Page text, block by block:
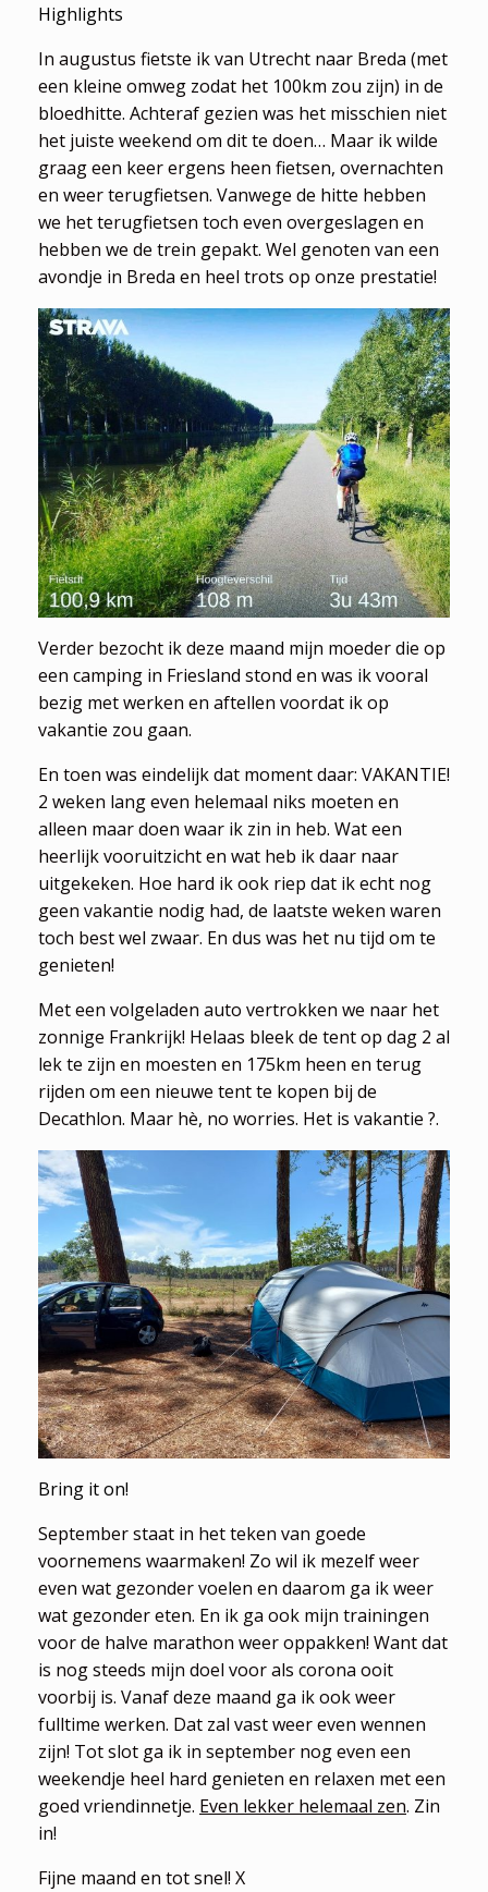
Highlights
In augustus fietste ik van Utrecht naar Breda (met
een kleine omweg zodat het 100km zou zijn) in de
bloedhitte. Achteraf gezien was het misschien niet
het juiste weekend om dit te doen… Maar ik wilde
graag een keer ergens heen fietsen, overnachten
en weer terugfietsen. Vanwege de hitte hebben
we het terugfietsen toch even overgeslagen en
hebben we de trein gepakt. Wel genoten van een
avondje in Breda en heel trots op onze prestatie!
Verder bezocht ik deze maand mijn moeder die op
een camping in Friesland stond en was ik vooral
bezig met werken en aftellen voordat ik op
vakantie zou gaan.
En toen was eindelijk dat moment daar: VAKANTIE!
2 weken lang even helemaal niks moeten en
alleen maar doen waar ik zin in heb. Wat een
heerlijk vooruitzicht en wat heb ik daar naar
uitgekeken. Hoe hard ik ook riep dat ik echt nog
geen vakantie nodig had, de laatste weken waren
toch best wel zwaar. En dus was het nu tijd om te
genieten!
Met een volgeladen auto vertrokken we naar het
zonnige Frankrijk! Helaas bleek de tent op dag 2 al
lek te zijn en moesten en 175km heen en terug
rijden om een nieuwe tent te kopen bij de
Decathlon. Maar hè, no worries. Het is vakantie ?.
Bring it on!
September staat in het teken van goede
voornemens waarmaken! Zo wil ik mezelf weer
even wat gezonder voelen en daarom ga ik weer
wat gezonder eten. En ik ga ook mijn trainingen
voor de halve marathon weer oppakken! Want dat
is nog steeds mijn doel voor als corona ooit
voorbij is. Vanaf deze maand ga ik ook weer
fulltime werken. Dat zal vast weer even wennen
zijn! Tot slot ga ik in september nog even een
weekendje heel hard genieten en relaxen met een
goed vriendinnetje. Even lekker helemaal zen. Zin
in!
Fijne maand en tot snel! X